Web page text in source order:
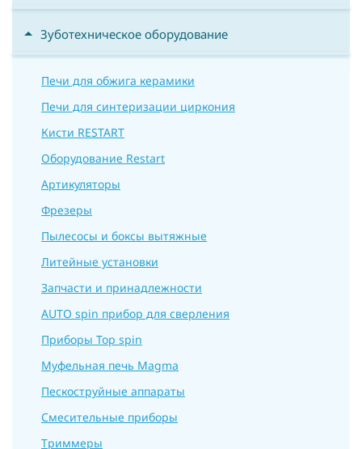
Зуботехническое оборудование
Печи для обжига керамики
Печи для синтеризации циркония
Кисти RESTART
Оборудование Restart
Артикуляторы
Фрезеры
Пылеcосы и боксы вытяжные
Литейные установки
Запчасти и принадлежности
AUTO spin прибор для сверления
Приборы Top spin
Муфельная печь Magma
Пескоструйные аппараты
Смесительные приборы
Триммеры